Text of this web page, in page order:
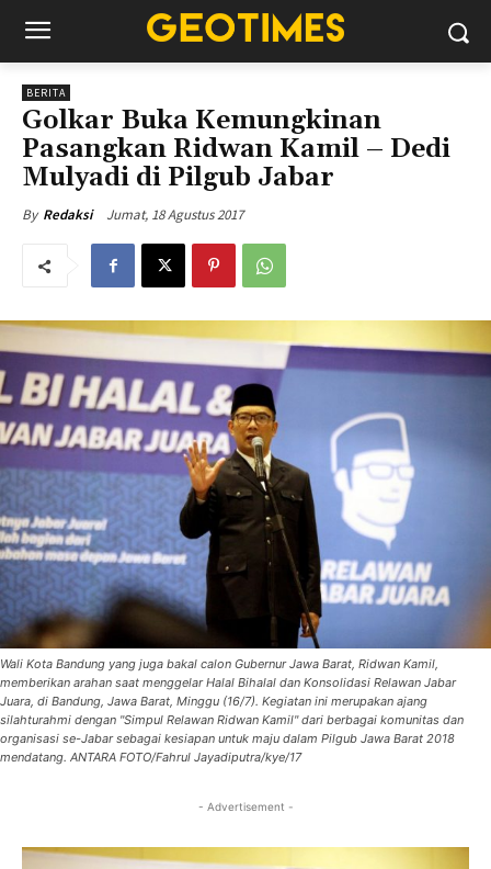
BERITA
Golkar Buka Kemungkinan
Pasangkan Ridwan Kamil – Dedi
Mulyadi di Pilgub Jabar
By Redaksi Jumat, 18 Agustus 2017
Wali Kota Bandung yang juga bakal calon Gubernur Jawa Barat, Ridwan Kamil,
memberikan arahan saat menggelar Halal Bihalal dan Konsolidasi Relawan Jabar
Juara, di Bandung, Jawa Barat, Minggu (16/7). Kegiatan ini merupakan ajang
silahturahmi dengan "Simpul Relawan Ridwan Kamil" dari berbagai komunitas dan
organisasi se-Jabar sebagai kesiapan untuk maju dalam Pilgub Jawa Barat 2018
mendatang. ANTARA FOTO/Fahrul Jayadiputra/kye/17
- Advertisement -